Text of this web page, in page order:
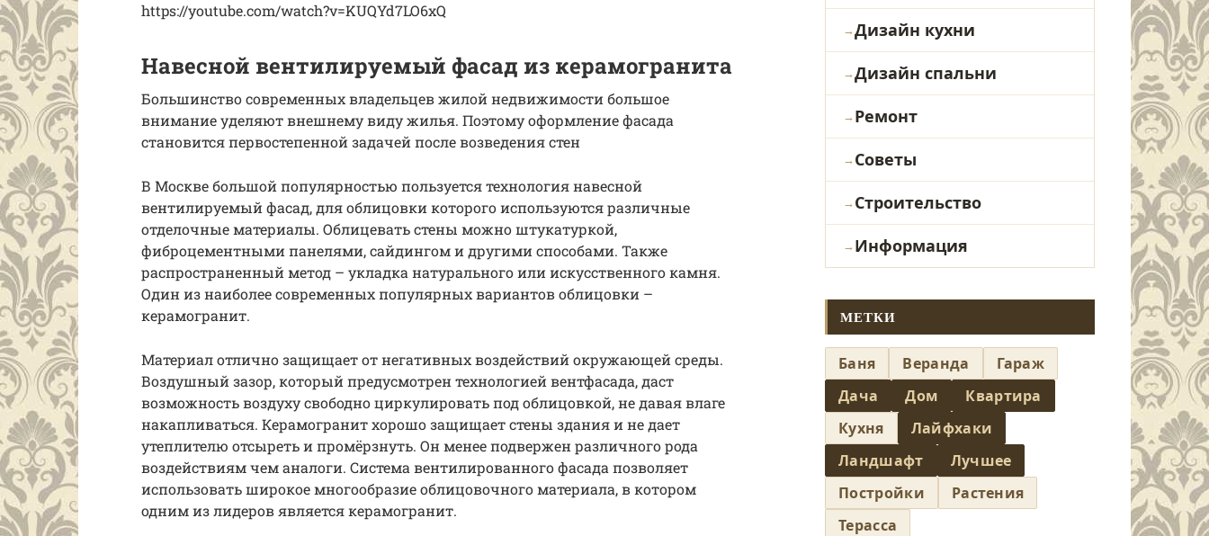
https://youtube.com/watch?v=KUQYd7LO6xQ
Навесной вентилируемый фасад из керамогранита
Большинство современных владельцев жилой недвижимости большое
внимание уделяют внешнему виду жилья. Поэтому оформление фасада
становится первостепенной задачей после возведения стен
В Москве большой популярностью пользуется технология навесной
вентилируемый фасад, для облицовки которого используются различные
отделочные материалы. Облицевать стены можно штукатуркой,
фиброцементными панелями, сайдингом и другими способами. Также
распространенный метод – укладка натурального или искусственного камня.
Один из наиболее современных популярных вариантов облицовки –
керамогранит.
Материал отлично защищает от негативных воздействий окружающей среды.
Воздушный зазор, который предусмотрен технологией вентфасада, даст
возможность воздуху свободно циркулировать под облицовкой, не давая влаге
накапливаться. Керамогранит хорошо защищает стены здания и не дает
утеплителю отсыреть и промёрзнуть. Он менее подвержен различного рода
воздействиям чем аналоги. Система вентилированного фасада позволяет
использовать широкое многообразие облицовочного материала, в котором
одним из лидеров является керамогранит.
Дизайн кухни
Дизайн спальни
Ремонт
Советы
Строительство
Информация
МЕТКИ
Баня Веранда
Гараж
Дача
Дом
Квартира
Кухня
Лайфхаки
Ландшафт
Лучшее
Постройки
Растения
Терасса